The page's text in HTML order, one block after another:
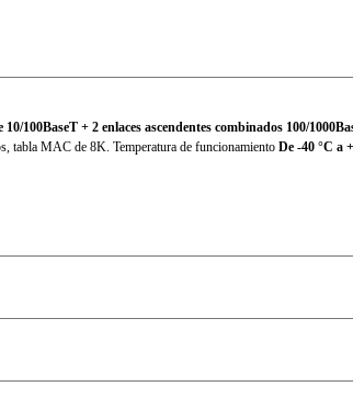
100BaseT + 2 enlaces ascendentes combinados 100/
tabla MAC de 8K. Temperatura de funcionamiento De -40 °C a